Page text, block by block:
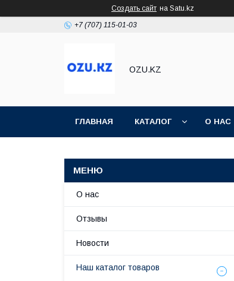
Создать сайт на Satu.kz
+7 (707) 115-01-03
OZU.KZ
ГЛАВНАЯ КАТАЛОГ О НАС
О нас
Отзывы
Новости
Наш каталог товаров